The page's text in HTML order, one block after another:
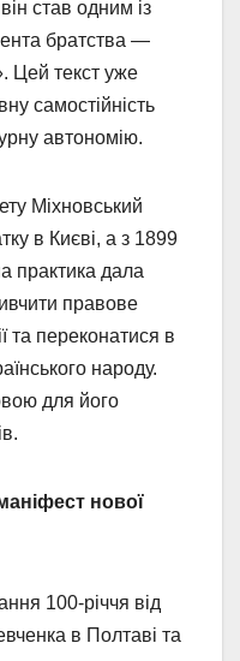
став одним із
братства —
Цей текст уже
самостійність
автономію.
Міхновський
в Києві, а з 1899
практика дала
правове
та переконатися в
народу.
для його
нової
100-річчя від
в Полтаві та